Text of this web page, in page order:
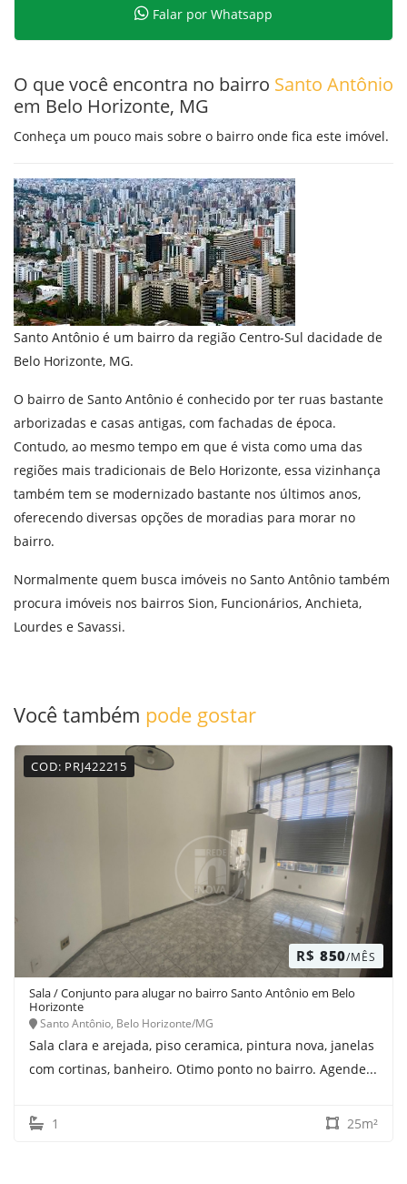
Falar por Whatsapp
O que você encontra no bairro Santo Antônio
em Belo Horizonte, MG
Conheça um pouco mais sobre o bairro onde fica este imóvel.
Santo Antônio é um bairro da região Centro-Sul dacidade de
Belo Horizonte, MG.
O bairro de Santo Antônio é conhecido por ter ruas bastante
arborizadas e casas antigas, com fachadas de época.
Contudo, ao mesmo tempo em que é vista como uma das
regiões mais tradicionais de Belo Horizonte, essa vizinhança
também tem se modernizado bastante nos últimos anos,
oferecendo diversas opções de moradias para morar no
bairro.
Normalmente quem busca imóveis no Santo Antônio também
procura imóveis nos bairros Sion, Funcionários, Anchieta,
Lourdes e Savassi.
Você também pode gostar
COD: PRJ422215
R$ 850/MÊS
Sala / Conjunto para alugar no bairro Santo Antônio em Belo
Horizonte
Santo Antônio, Belo Horizonte/MG
Sala clara e arejada, piso ceramica, pintura nova, janelas
com cortinas, banheiro. Otimo ponto no bairro. Agende...
1 25m²